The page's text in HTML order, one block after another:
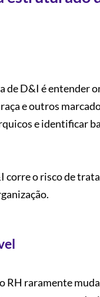
D&I é entender
e outros
e identificar
corre o risco de
RH raramente